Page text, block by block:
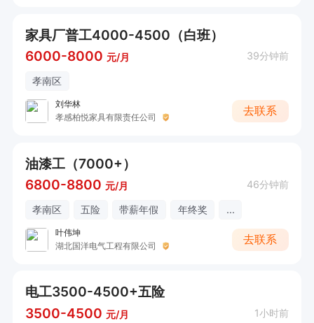
家具厂普工4000-4500（白班）
6000-8000 元/月 39分钟前
孝南区
刘华林
孝感柏悦家具有限责任公司
去联系
油漆工（7000+）
6800-8800 元/月 46分钟前
孝南区 五险 带薪年假 年终奖 ...
叶伟坤
湖北国洋电气工程有限公司
去联系
电工3500-4500+五险
3500-4500 元/月 1小时前